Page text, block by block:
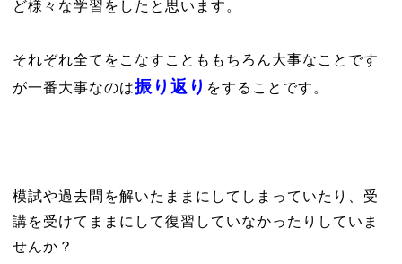
ど様々な学習をしたと思います。
それぞれ全てをこなすことももちろん大事なことです
が一番大事なのは振り返り をすることです。
模試や過去問を解いたままにしてしまっていたり、受
講を受けてままにして復習していなかったりしていま
せんか？